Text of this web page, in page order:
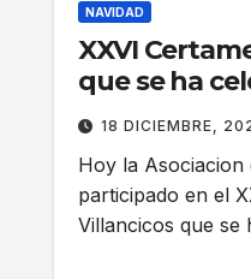
NAVIDAD
XXVI
que se ha
18 DICIEMBRE,
Hoy la Asociacion
participado en el
Villancicos que